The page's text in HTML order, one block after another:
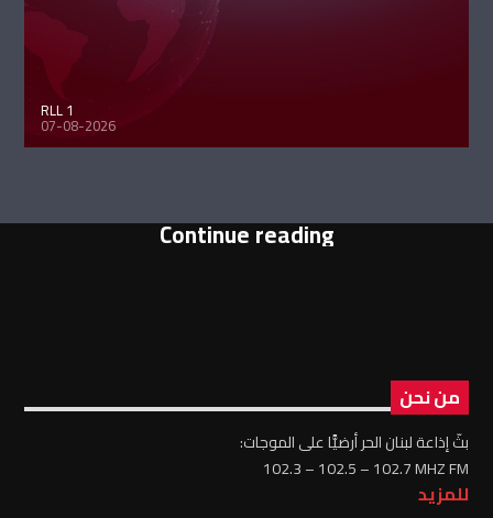
RLL 1
07-08-2026
Continue reading
من نحن
بثّ إذاعة لبنان الحر أرضيًّا على الموجات:
102.3 – 102.5 – 102.7 MHZ FM
للمزيد